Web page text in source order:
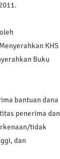
KHS
Buku
bantuan dana
penerima dan
tidak
dan